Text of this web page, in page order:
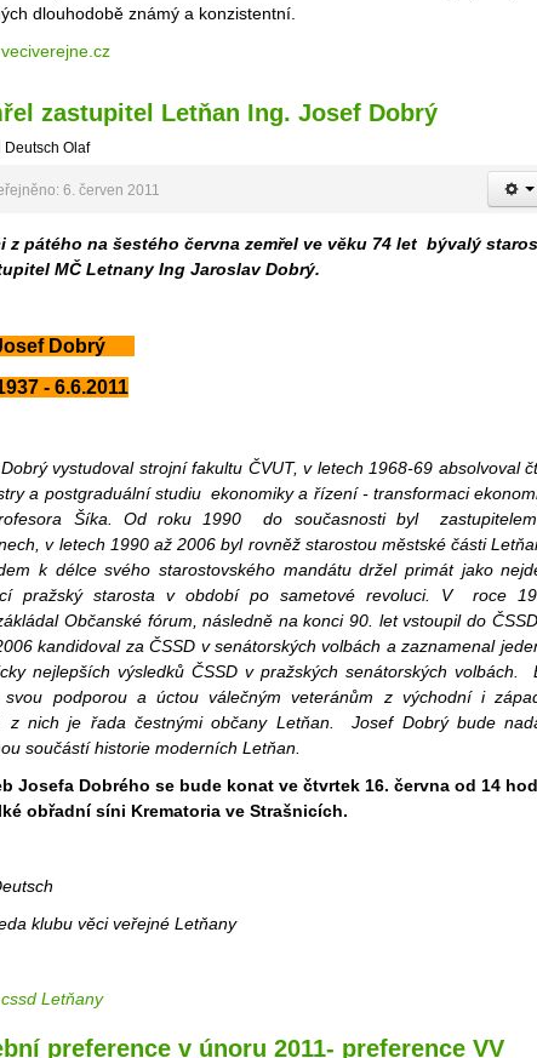
dlouhodobě známý a konzistentní.
veciverejne.cz
zastupitel Letňan Ing. Josef Dobrý
Deutsch Olaf
6. červen 2011
z pátého na šestého června zemřel ve věku 74 let bývalý
MČ Letnany Ing Jaroslav Dobrý.
Dobrý
- 6.6.2011
vystudoval strojní fakultu ČVUT, v letech 1968-69 absolvoval
a postgraduální studiu ekonomiky a řízení - transformaci
Šíka. Od roku 1990 do současnosti byl
v letech 1990 až 2006 byl rovněž starostou městské části
k délce svého starostovského mandátu držel primát jako
pražský starosta v období po sametové revoluci. V roce
Občanské fórum, následně na konci 90. let vstoupil do
kandidoval za ČSSD v senátorských volbách a zaznamenal
nejlepších výsledků ČSSD v pražských senátorských volbách.
svou podporou a úctou válečným veteránům z východní i
z nich je řada čestnými občany Letňan.Josef Dobrý bude
součástí historie moderních Letňan.
Josefa Dobrého se bude konat ve čtvrtek 16. června od 14
obřadní síni Krematoria ve Strašnicích.
klubu věci veřejné Letňany
cssd Letňany
preference v únoru 2011- preference VV